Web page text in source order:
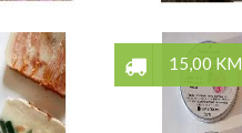
15,00 KM